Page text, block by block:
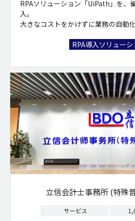
RPAソリューション「UiPath」を、
入。
大きなコストをかけずに業務の自動化
RPA導入ソリューシ
立信会計士事務所 (特殊
サービス